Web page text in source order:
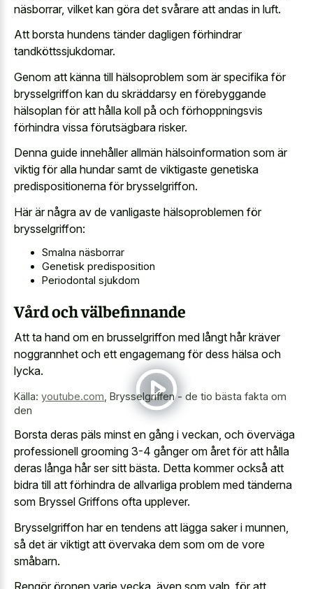
näsborrar, vilket kan göra det svårare att andas in luft.
Att borsta hundens tänder dagligen förhindrar
tandköttssjukdomar.
Genom att känna till hälsoproblem som är specifika för
brysselgriffon kan du skräddarsy en förebyggande
hälsoplan för att hålla koll på och förhoppningsvis
förhindra vissa förutsägbara risker.
Denna guide innehåller allmän hälsoinformation som är
viktig för alla hundar samt de viktigaste genetiska
predispositionerna för brysselgriffon.
Här är några av de vanligaste hälsoproblemen för
brysselgriffon:
Smalna näsborrar
Genetisk predisposition
Periodontal sjukdom
Vård och välbefinnande
Att ta hand om en brusselgriffon med långt hår kräver
noggrannhet och ett engagemang för dess hälsa och
lycka.
Källa: youtube.com Brysselgriffen - de tio bästa fakta om
den
Borsta deras päls minst en gång i veckan, och överväga
professionell grooming 3-4 gånger om året för att hålla
deras långa hår ser sitt bästa. Detta kommer också att
bidra till att förhindra de allvarliga problem med tänderna
som Bryssel Griffons ofta upplever.
Brysselgriffon har en tendens att lägga saker i munnen,
så det är viktigt att övervaka dem som om de vore
småbarn.